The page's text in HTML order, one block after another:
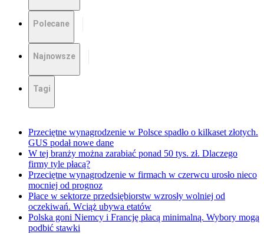
Polecane
Najnowsze
Tagi
Przeciętne wynagrodzenie w Polsce spadło o kilkaset złotych.
GUS podał nowe dane
W tej branży można zarabiać ponad 50 tys. zł. Dlaczego
firmy tyle płacą?
Przeciętne wynagrodzenie w firmach w czerwcu urosło nieco
mocniej od prognoz
Płace w sektorze przedsiębiorstw wzrosły wolniej od
oczekiwań. Wciąż ubywa etatów
Polska goni Niemcy i Francję płacą minimalną. Wybory mogą
podbić stawki